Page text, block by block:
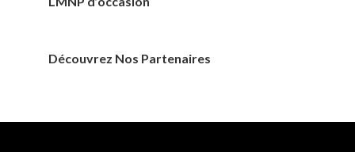
Découvrez Nos Partenaires